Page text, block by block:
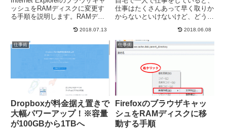
ッシュをRAMディスクに変更す
る手順を説明します。RAMディ
スクを簡単に作成できるフリーソ
フト『SoftPerfect RAM Disk』で
の作成手順』をご覧くだ...
2018.07.13
仕事はたくさんあって早く取りか
からないといけないけど、どうに
ります。これが会社勤めしている
なら、会社へ行く途中は面倒でや
る気がでなくても、いざ会社に着
いてみたらスイッチが切り替わ
っ...
2018.06.08
仕事術
Dropboxが料金据え置きで
大幅パワーアップ！※容量
が100GBから1TBへ
仕事術
Firefoxのブラウザキャッ
シュをRAMディスクに移
動する手順